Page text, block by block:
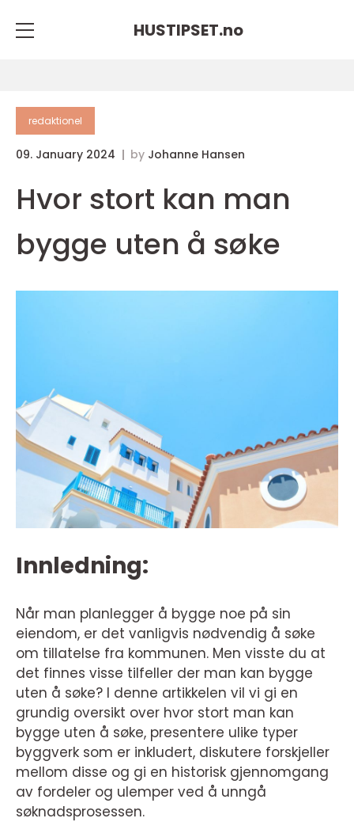
HUSTIPSET.no
redaktionel
09. January 2024 by Johanne Hansen
Hvor stort kan man
bygge uten å søke
Innledning:
Når man planlegger å bygge noe på sin
eiendom, er det vanligvis nødvendig å søke
om tillatelse fra kommunen. Men visste du at
det finnes visse tilfeller der man kan bygge
uten å søke? I denne artikkelen vil vi gi en
grundig oversikt over hvor stort man kan
bygge uten å søke, presentere ulike typer
byggverk som er inkludert, diskutere forskjeller
mellom disse og gi en historisk gjennomgang
av fordeler og ulemper ved å unngå
søknadsprosessen.